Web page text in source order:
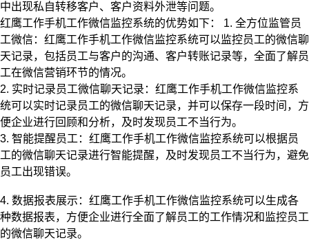
中出现私自转移客户、客户资料外泄等问题。
红鹰工作手机工作微信监控系统的优势如下： 1. 全方位监管员
工微信：红鹰工作手机工作微信监控系统可以监控员工的微信聊
天记录，包括员工与客户的沟通、客户转账记录等，全面了解员
工在微信营销环节的情况。
2. 实时记录员工微信聊天记录：红鹰工作手机工作微信监控系
统可以实时记录员工的微信聊天记录，并可以保存一段时间，方
便企业进行回顾和分析，及时发现员工不当行为。
3. 智能提醒员工：红鹰工作手机工作微信监控系统可以根据员
工的微信聊天记录进行智能提醒，及时发现员工不当行为，避免
员工出现错误。
4. 数据报表展示：红鹰工作手机工作微信监控系统可以生成各
种数据报表，方便企业进行全面了解员工的工作情况和监控员工
的微信聊天记录。